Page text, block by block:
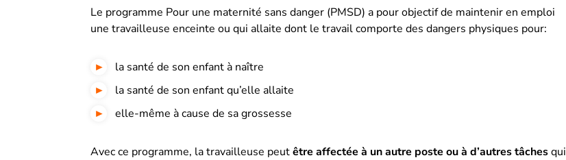
Le programme Pour une maternité sans danger (PMSD) a pour objectif de maintenir en emploi
une travailleuse enceinte ou qui allaite dont le travail comporte des dangers physiques pour:
la santé de son enfant à naître
la santé de son enfant qu’elle allaite
elle-même à cause de sa grossesse
Avec ce programme, la travailleuse peutêtre affectée à un autre poste ou à d’autres tâchesqui